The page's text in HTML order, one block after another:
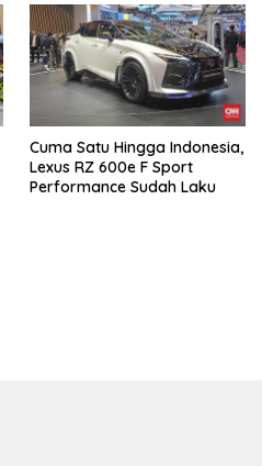
Cuma Satu Hingga Indonesia,
Lexus RZ 600e F Sport
Performance Sudah Laku